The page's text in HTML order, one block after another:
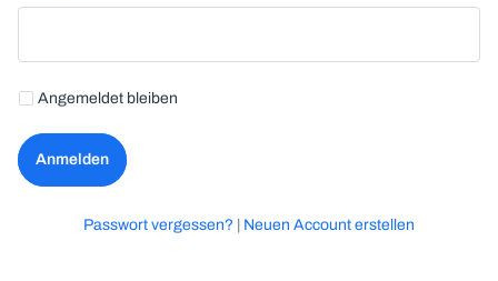
Angemeldet bleiben
Anmelden
Passwort vergessen? Neuen Account erstellen